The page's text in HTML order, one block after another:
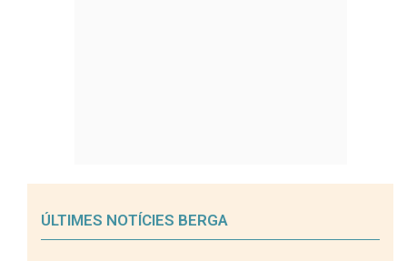
ÚLTIMES NOTÍCIES BERGA